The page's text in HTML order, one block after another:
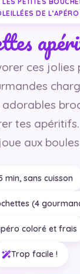
DE L’APÉRO
ces jolies
adorables
tes
aux
min, sans cuisson
(4
coloré et frais
Trop facile !